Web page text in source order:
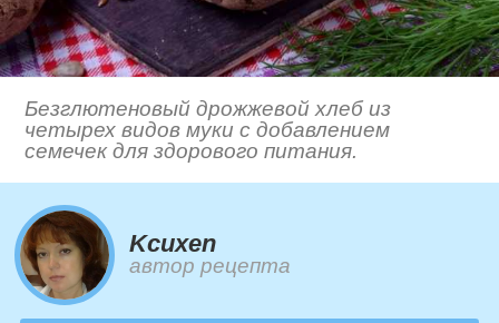
Безглютеновый дрожжевой хлеб из
четырех видов муки с добавлением
семечек для здорового питания.
Kcuxen
автор рецепта